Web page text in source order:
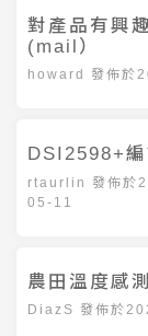
對產品有興
(mail）
howard 發佈於
DSI2598+
rtaurlin 發佈於
05-11
農田溫度感測
DiazS 發佈於